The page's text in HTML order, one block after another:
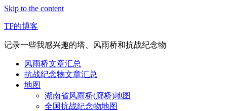
Skip to the content
TF的博客
记录一些我感兴趣的塔、风雨桥和抗战纪念物
风雨桥文章汇总
抗战纪念物文章汇总
地图
湖南省风雨桥(廊桥)地图
全国抗战纪念物地图